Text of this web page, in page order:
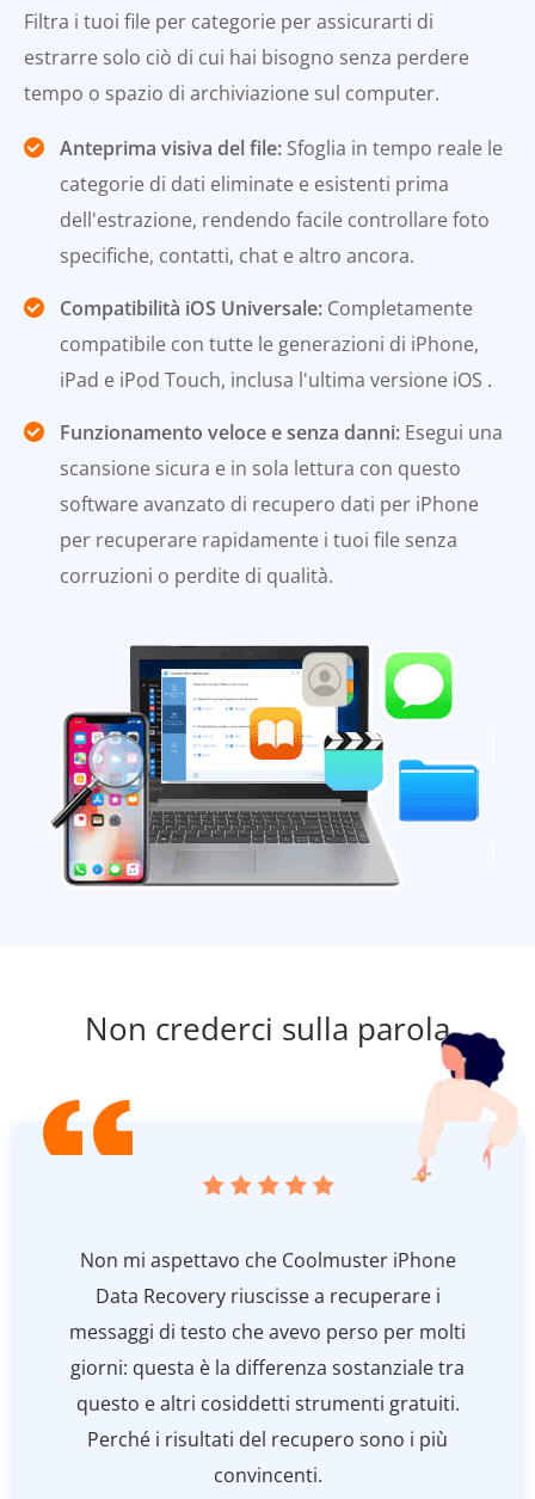
Filtra i tuoi file per categorie per assicurarti di
estrarre solo ciò di cui hai bisogno senza perdere
tempo o spazio di archiviazione sul computer.
Anteprima visiva del file: Sfoglia in tempo reale le
categorie di dati eliminate e esistenti prima
dell'estrazione, rendendo facile controllare foto
specifiche, contatti, chat e altro ancora.
Compatibilità iOS Universale: Completamente
compatibile con tutte le generazioni di iPhone,
iPad e iPod Touch, inclusa l'ultima versione iOS .
Funzionamento veloce e senza danni: Esegui una
scansione sicura e in sola lettura con questo
software avanzato di recupero dati per iPhone
per recuperare rapidamente i tuoi file senza
corruzioni o perdite di qualità.
Non crederci sulla parola
Non mi aspettavo che Coolmuster iPhone
Data Recovery riuscisse a recuperare i
messaggi di testo che avevo perso per molti
giorni: questa è la differenza sostanziale tra
questo e altri cosiddetti strumenti gratuiti.
Perché i risultati del recupero sono i più
convincenti.